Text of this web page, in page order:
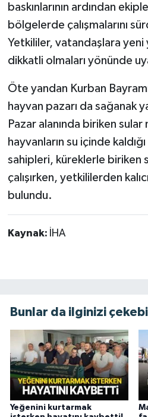
baskınlarının ardından
bölgelerde çalışmalarını
Yetkililer, vatandaşlara yeni
dikkatli olmaları yönünde
Öte yandan Kurban
hayvan pazarı da sağanak
Pazar alanında biriken
hayvanların su içinde
sahipleri, küreklerle biriken
çalışırken, yetkililerden
bulundu.
Kaynak: İHA
Bunlar da ilginizi
Yeğenini kurtarmak